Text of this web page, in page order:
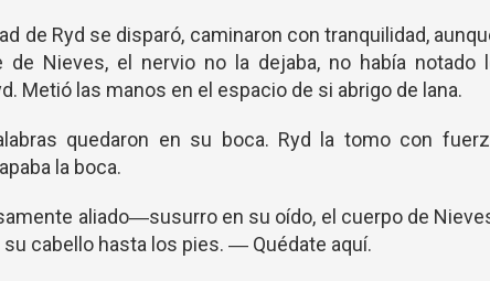
de Ryd se disparó, caminaron con tranquilidad,
de Nieves, el nervio no la dejaba, no había notado
Metió las manos en el espacio de si abrigo de lana.
quedaron en su boca. Ryd la tomo con
la boca.
aliado―susurro en su oído, el cuerpo de
cabello hasta los pies. ― Quédate aquí.